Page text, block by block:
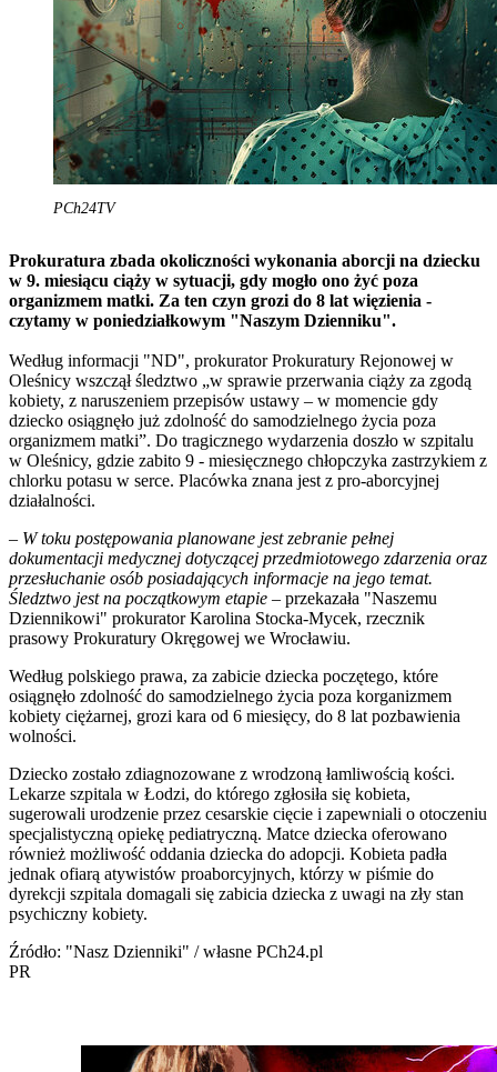
PCh24TV
Prokuratura zbada okoliczności wykonania aborcji na dziecku
w 9. miesiącu ciąży w sytuacji, gdy mogło ono żyć poza
organizmem matki. Za ten czyn grozi do 8 lat więzienia -
czytamy w poniedziałkowym "Naszym Dzienniku".
Według informacji "ND", prokurator Prokuratury Rejonowej w
Oleśnicy wszczął śledztwo „w sprawie przerwania ciąży za zgodą
kobiety, z naruszeniem przepisów ustawy – w momencie gdy
dziecko osiągnęło już zdolność do samodzielnego życia poza
organizmem matki”. Do tragicznego wydarzenia doszło w szpitalu
w Oleśnicy, gdzie zabito 9 - miesięcznego chłopczyka zastrzykiem z
chlorku potasu w serce. Placówka znana jest z pro-aborcyjnej
działalności.
– W toku postępowania planowane jest zebranie pełnej
dokumentacji medycznej dotyczącej przedmiotowego zdarzenia oraz
przesłuchanie osób posiadających informacje na jego temat.
Śledztwo jest na początkowym etapie – przekazała "Naszemu
Dziennikowi" prokurator Karolina Stocka-Mycek, rzecznik
prasowy Prokuratury Okręgowej we Wrocławiu.
Według polskiego prawa, za zabicie dziecka poczętego, które
osiągnęło zdolność do samodzielnego życia poza korganizmem
kobiety ciężarnej, grozi kara od 6 miesięcy, do 8 lat pozbawienia
wolności.
Dziecko zostało zdiagnozowane z wrodzoną łamliwością kości.
Lekarze szpitala w Łodzi, do którego zgłosiła się kobieta,
sugerowali urodzenie przez cesarskie cięcie i zapewniali o otoczeniu
specjalistyczną opiekę pediatryczną. Matce dziecka oferowano
również możliwość oddania dziecka do adopcji. Kobieta padła
jednak ofiarą atywistów proaborcyjnych, którzy w piśmie do
dyrekcji szpitala domagali się zabicia dziecka z uwagi na zły stan
psychiczny kobiety.
Źródło: "Nasz Dzienniki" / własne PCh24.pl
PR